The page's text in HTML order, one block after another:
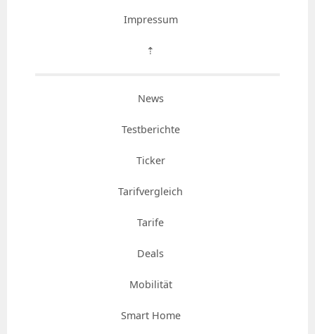
Impressum
⇡
News
Testberichte
Ticker
Tarifvergleich
Tarife
Deals
Mobilität
Smart Home